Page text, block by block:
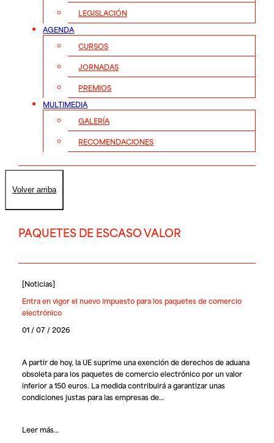
LEGISLACIÓN
AGENDA
CURSOS
JORNADAS
PREMIOS
MULTIMEDIA
GALERÍA
RECOMENDACIONES
Volver arriba
PAQUETES DE ESCASO VALOR
[Noticias]
Entra en vigor el nuevo impuesto para los paquetes de comercio
electrónico
01 / 07 / 2026
A partir de hoy, la UE suprime una exención de derechos de aduana
obsoleta para los paquetes de comercio electrónico por un valor
inferior a 150 euros. La medida contribuirá a garantizar unas
condiciones justas para las empresas de…
Leer más...